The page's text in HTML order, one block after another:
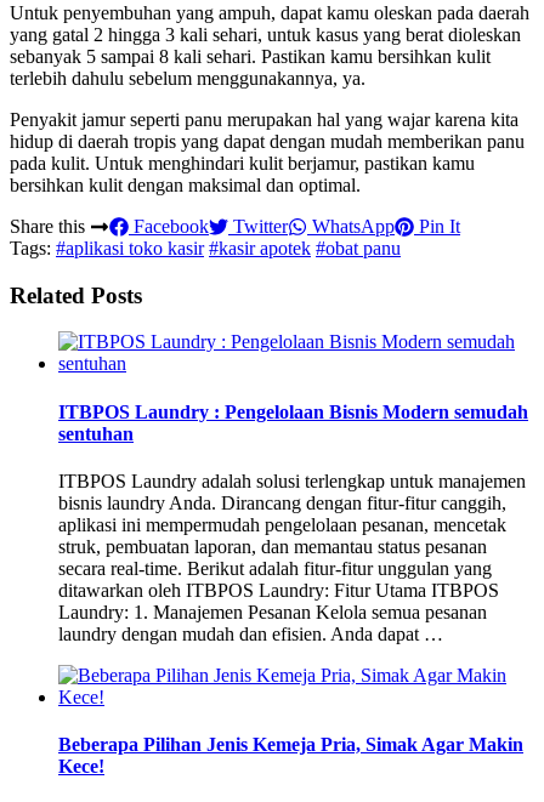
Untuk penyembuhan yang ampuh, dapat kamu oleskan pada daerah
yang gatal 2 hingga 3 kali sehari, untuk kasus yang berat dioleskan
sebanyak 5 sampai 8 kali sehari. Pastikan kamu bersihkan kulit
terlebih dahulu sebelum menggunakannya, ya.
Penyakit jamur seperti panu merupakan hal yang wajar karena kita
hidup di daerah tropis yang dapat dengan mudah memberikan panu
pada kulit. Untuk menghindari kulit berjamur, pastikan kamu
bersihkan kulit dengan maksimal dan optimal.
Share this
Facebook Twitter WhatsApp
Pin It
Tags: #aplikasi toko kasir #kasir apotek #obat panu
Related Posts
ITBPOS Laundry : Pengelolaan Bisnis Modern semudah
sentuhan
ITBPOS Laundry adalah solusi terlengkap untuk manajemen
bisnis laundry Anda. Dirancang dengan fitur-fitur canggih,
aplikasi ini mempermudah pengelolaan pesanan, mencetak
struk, pembuatan laporan, dan memantau status pesanan
secara real-time. Berikut adalah fitur-fitur unggulan yang
ditawarkan oleh ITBPOS Laundry: Fitur Utama ITBPOS
Laundry: 1. Manajemen Pesanan Kelola semua pesanan
laundry dengan mudah dan efisien. Anda dapat …
Beberapa Pilihan Jenis Kemeja Pria, Simak Agar Makin
Kece!